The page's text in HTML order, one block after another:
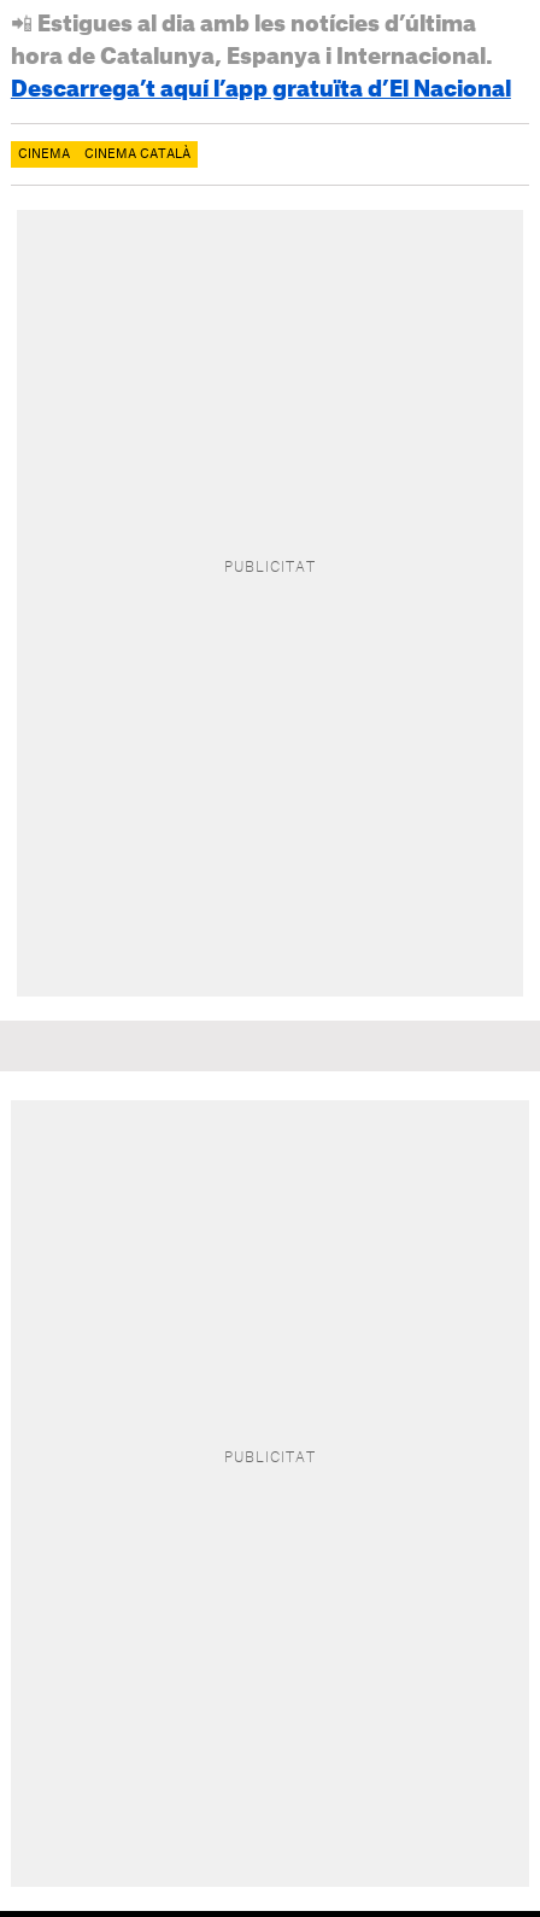
📲 Estigues al dia amb les notícies d’última
hora de Catalunya, Espanya i Internacional.
Descarrega’t aquí l’app gratuïta d’El Nacional
CINEMA CINEMA CATALÀ